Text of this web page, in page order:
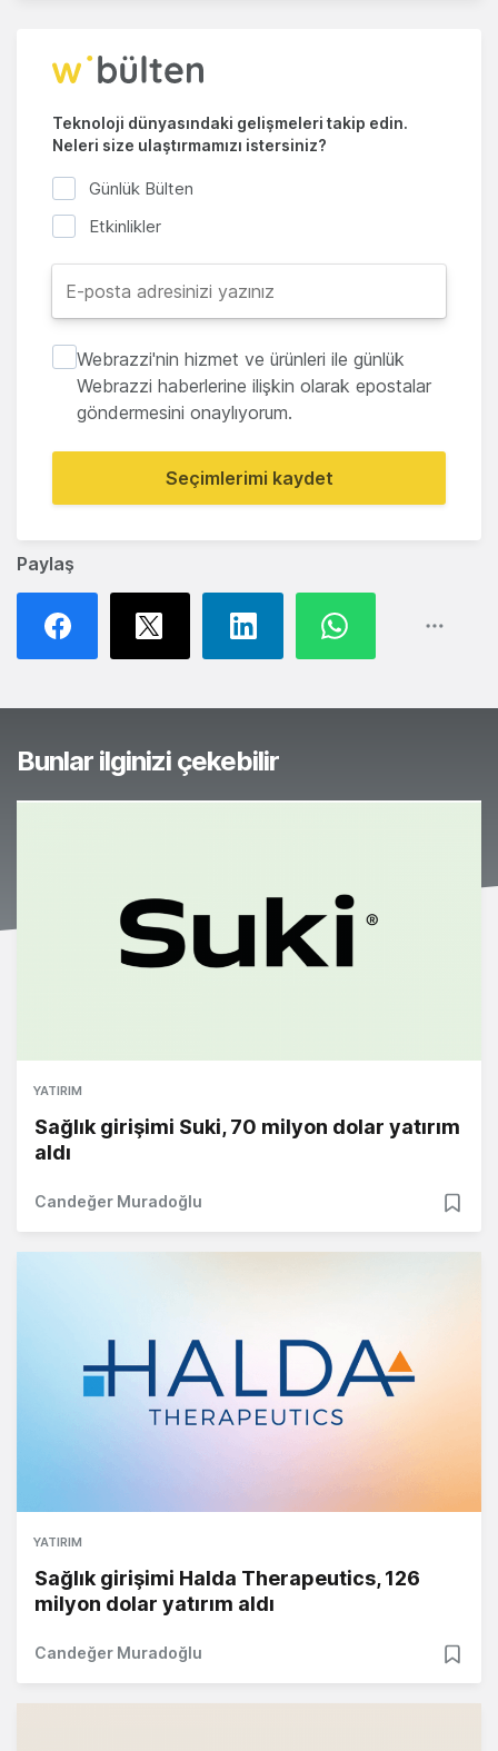
Paylaş
Teknoloji dünyasındaki gelişmeleri takip edin.
Neleri size ulaştırmamızı istersiniz?
Günlük Bülten
Etkinlikler
Webrazzi'nin hizmet ve ürünleri ile günlük
Webrazzi haberlerine ilişkin olarak epostalar
göndermesini onaylıyorum.
Seçimlerimi kaydet
Bunlar ilginizi çekebilir
YATIRIM
Sağlık girişimi Suki, 70 milyon dolar yatırım
aldı
Candeğer Muradoğlu
YATIRIM
Sağlık girişimi Halda Therapeutics, 126
milyon dolar yatırım aldı
Candeğer Muradoğlu